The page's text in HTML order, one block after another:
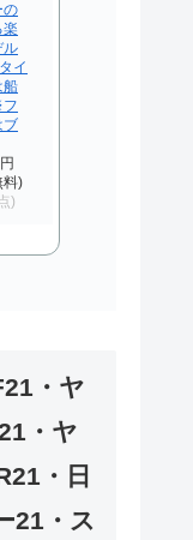
の
楽
ル
イ
船
ブ
料)
)
・ヤ
・ヤ
・日
21・ス